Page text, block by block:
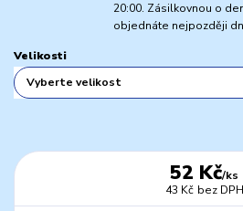
20:00. Zásilkovnou o
objednáte nejpozději
Velikosti
52 Kč/ks
43 Kč bez DPH